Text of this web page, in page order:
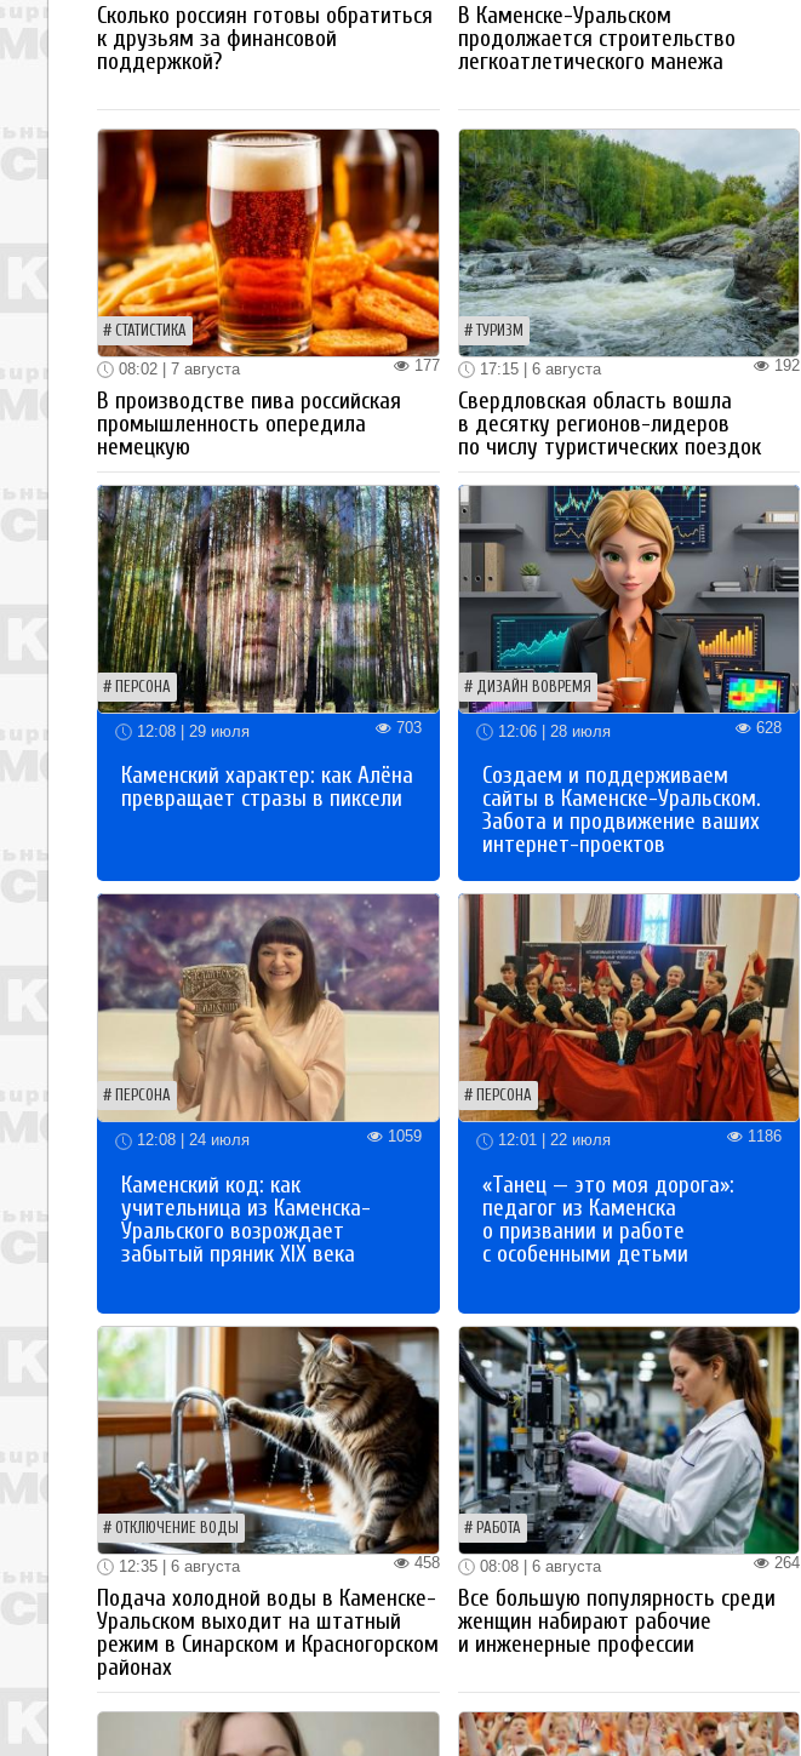
Сколько россиян готовы обратиться
к друзьям за финансовой
поддержкой?
В Каменске-Уральском
продолжается строительство
легкоатлетического манежа
СТАТИСТИКА
177
08:02 | 7 августа
В производстве пива российская
промышленность опередила
немецкую
ТУРИЗМ
192
17:15 | 6 августа
Свердловская область вошла
в десятку регионов-лидеров
по числу туристических поездок
ПЕРСОНА
12:08 | 29 июля 703
Каменский характер: как Алёна
превращает стразы в пиксели
ДИЗАЙН ВОВРЕМЯ
12:06 | 28 июля 628
Создаем и поддерживаем
сайты в Каменске-Уральском.
Забота и продвижение ваших
интернет-проектов
ПЕРСОНА
12:08 | 24 июля 1059
Каменский код: как
учительница из Каменска-
Уральского возрождает
забытый пряник XIX века
ПЕРСОНА
12:01 | 22 июля 1186
«Танец — это моя дорога»:
педагог из Каменска
о призвании и работе
с особенными детьми
ОТКЛЮЧЕНИЕ ВОДЫ
458
12:35 | 6 августа
Подача холодной воды в Каменске-
Уральском выходит на штатный
режим в Синарском и Красногорском
районах
РАБОТА
264
08:08 | 6 августа
Все большую популярность среди
женщин набирают рабочие
и инженерные профессии